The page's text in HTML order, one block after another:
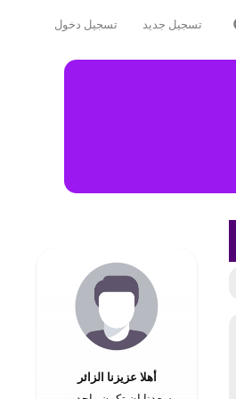
تسجيل جديد تسجيل دخول
أهلا عزيزنا الزائر